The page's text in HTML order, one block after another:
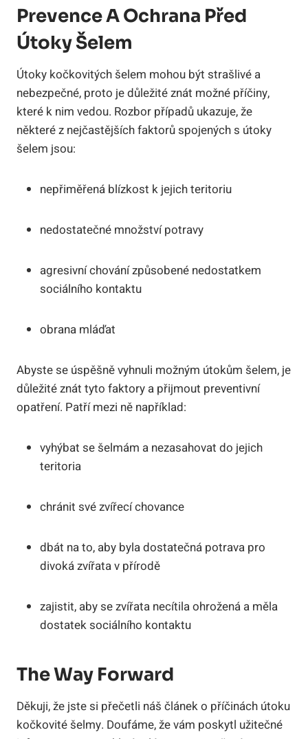
Prevence A Ochrana Před
Útoky Šelem
Útoky kočkovitých šelem mohou být strašlivé a
nebezpečné, proto je důležité znát možné příčiny,
které k nim vedou. Rozbor případů ukazuje, že
některé z nejčastějších faktorů spojených s útoky
šelem jsou:
nepřiměřená blízkost k jejich teritoriu
nedostatečné množství potravy
agresivní chování způsobené nedostatkem
sociálního kontaktu
obrana mláďat
Abyste se úspěšně vyhnuli možným útokům šelem, je
důležité znát tyto faktory a přijmout preventivní
opatření. Patří mezi ně například:
vyhýbat se šelmám a nezasahovat do jejich
teritoria
chránit své zvířecí chovance
dbát na to, aby byla dostatečná potrava pro
divoká zvířata v přírodě
zajistit, aby se zvířata necítila ohrožená a měla
dostatek sociálního kontaktu
The Way Forward
Děkuji, že jste si přečetli náš článek o příčinách útoku
kočkovité šelmy. Doufáme, že vám poskytl užitečné